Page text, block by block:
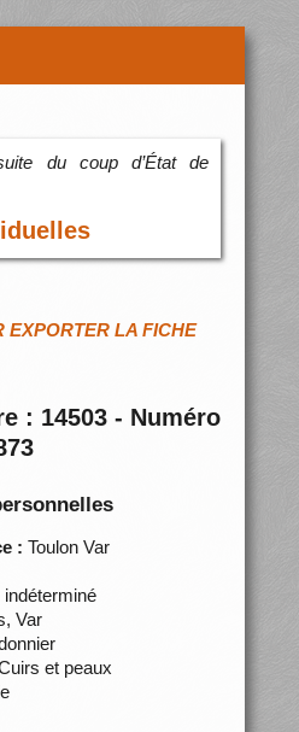
du coup d’État de
EXPORTER LA FICHE
: 14503 - Numéro
: Toulon Var
indéterminé
Var
et peaux